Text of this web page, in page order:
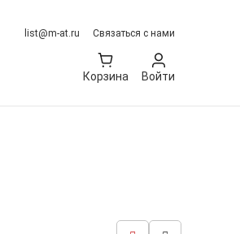
list@m-at.ru Связаться с нами
Корзина Войти